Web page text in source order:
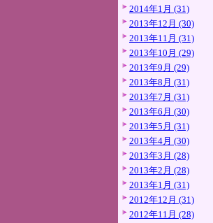
2014年1月 (31)
2013年12月 (30)
2013年11月 (31)
2013年10月 (29)
2013年9月 (29)
2013年8月 (31)
2013年7月 (31)
2013年6月 (30)
2013年5月 (31)
2013年4月 (30)
2013年3月 (28)
2013年2月 (28)
2013年1月 (31)
2012年12月 (31)
2012年11月 (28)